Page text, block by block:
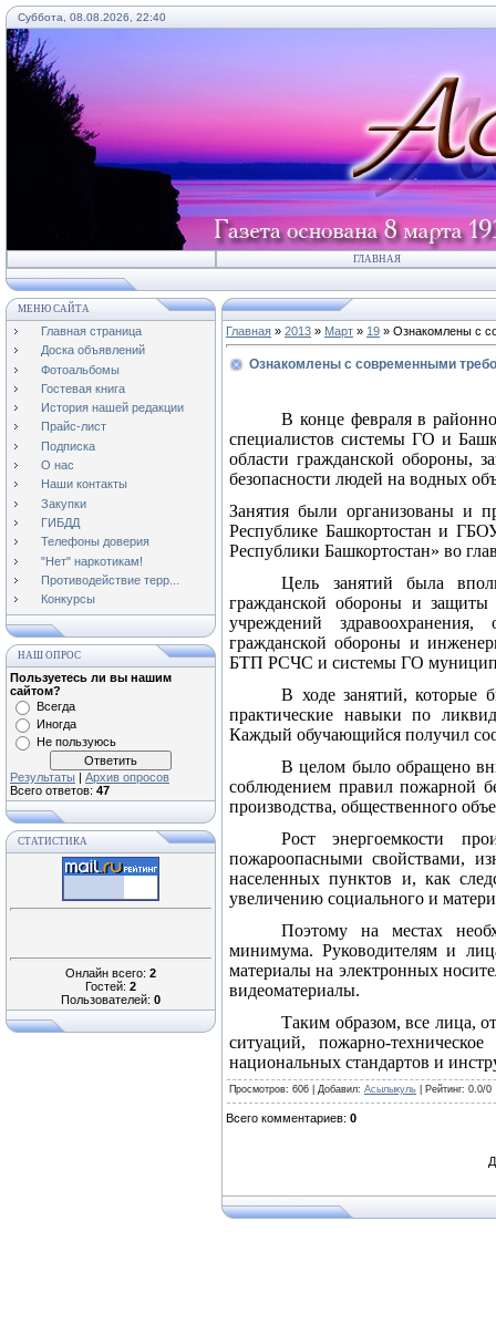
Суббота, 08.08.2026, 22:40
ГЛАВНАЯ
МЕНЮ САЙТА
Главная страница
Доска объявлений
Фотоальбомы
Гостевая книга
История нашей редакции
Прайс-лист
Подписка
О нас
Наши контакты
Закупки
ГИБДД
Телефоны доверия
"Нет" наркотикам!
Противодействие терр...
Конкурсы
НАШ ОПРОС
Пользуетесь ли вы нашим
сайтом?
Всегда
Иногда
Не пользуюсь
Результаты | Архив опросов
Всего ответов: 47
СТАТИСТИКА
Онлайн всего: 2
Гостей: 2
Пользователей: 0
Главная » 2013 » Март » 19 » Ознакомлены с
Ознакомлены с современными
В конце февраля в
специалистов системы ГО и
области гражданской обороны,
безопасности людей на водных
Занятия были организованы и
Республике Башкортостан и
Республики Башкортостан» во
Цель занятий была
гражданской обороны и защиты
учреждений здравоохранения,
гражданской обороны и
БТП РСЧС и системы ГО
В ходе занятий, которые
практические навыки по
Каждый обучающийся получил
В целом было обращено
соблюдением правил пожарной
производства, общественного
Рост энергоемкости
пожароопасными свойствами,
населенных пунктов и, как
увеличению социального и
Поэтому на местах
минимума. Руководителям и
материалы на электронных
видеоматериалы.
Таким образом, все лица,
ситуаций, пожарно-
национальных стандартов и
Просмотров: 606 | Добавил: Асылыкуль Рейтинг: 0.0/0
Всего комментариев: 0